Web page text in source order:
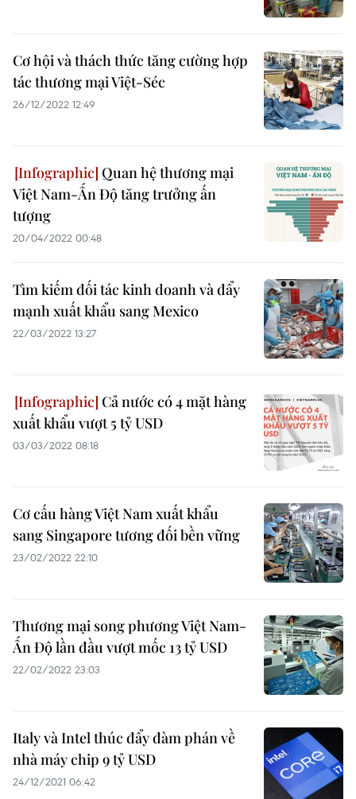
Cơ hội và thách thức tăng cường hợp
tác thương mại Việt-Séc
26/12/2022 12:49
Quan hệ thương mại
Việt Nam-Ấn Độ tăng trưởng ấn
tượng
20/04/2022 00:48
Tìm kiếm đối tác kinh doanh và đẩy
mạnh xuất khẩu sang Mexico
22/03/2022 13:27
Cả nước có 4 mặt hàng
xuất khẩu vượt 5 tỷ USD
03/03/2022 08:18
Cơ cấu hàng Việt Nam xuất khẩu
sang Singapore tương đối bền vững
23/02/2022 22:10
Thương mại song phương Việt Nam-
Ấn Độ lần đầu vượt mốc 13 tỷ USD
22/02/2022 23:03
Italy và Intel thúc đẩy đàm phán về
nhà máy chip 9 tỷ USD
24/12/2021 06:42